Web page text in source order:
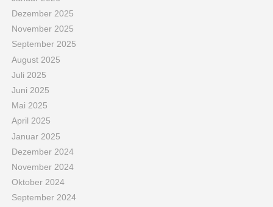
Dezember 2025
November 2025
September 2025
August 2025
Juli 2025
Juni 2025
Mai 2025
April 2025
Januar 2025
Dezember 2024
November 2024
Oktober 2024
September 2024